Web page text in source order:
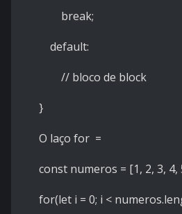
break;
default:
// bloco de block
}
O laço for =
const numeros = [1, 2, 3, 4,
for(let i = 0; i <